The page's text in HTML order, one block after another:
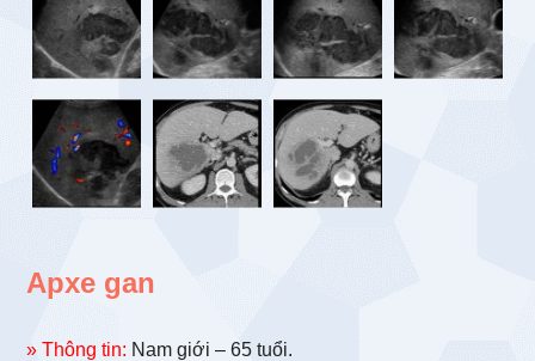
Apxe gan
» Thông tin: Nam giới – 65 tuổi.